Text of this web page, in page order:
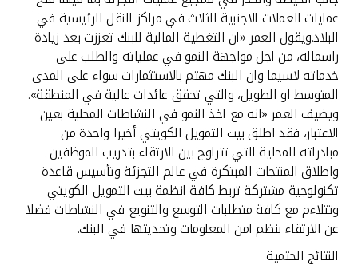
عمليات العملات الاجنبية الثلاث في مراكز النقل الرئيسية في
البلاد.ويقول العمر «ان التغطية المالية للبنك تعززت بعد زيادة
راسماله، من اجل مواجهة النمو في عملياته والطلب على
خدماته لاسيما وان البنك مهتم بالاستثمارات سواء على المدى
المتوسط او الطويل، والتي تحقق عائدات عالية في المنطقة».
ويضيف العمر «انه مع اخذ النمو في النشاطات المحلية بعين
الاعتبار، فقد اطلق بيت التمويل الكويتي أخيرا واحدة من
مبادراته المحلية التي تتراوح بين الارتقاء بتدريب الموظفين
واطلاق المنتجات المبتكرة في عالم التجزئة وتأسيس قاعدة
تكنولوجية مشتركة تربط كافة انظمة بيت التمويل الكويتي
وتتلاءم مع كافة متطلبات التوسع والتنويع في النشاطات فضلا
عن الارتقاء بنظم امن المعلومات وتحديثها في البنك.
النتائج الحتمية